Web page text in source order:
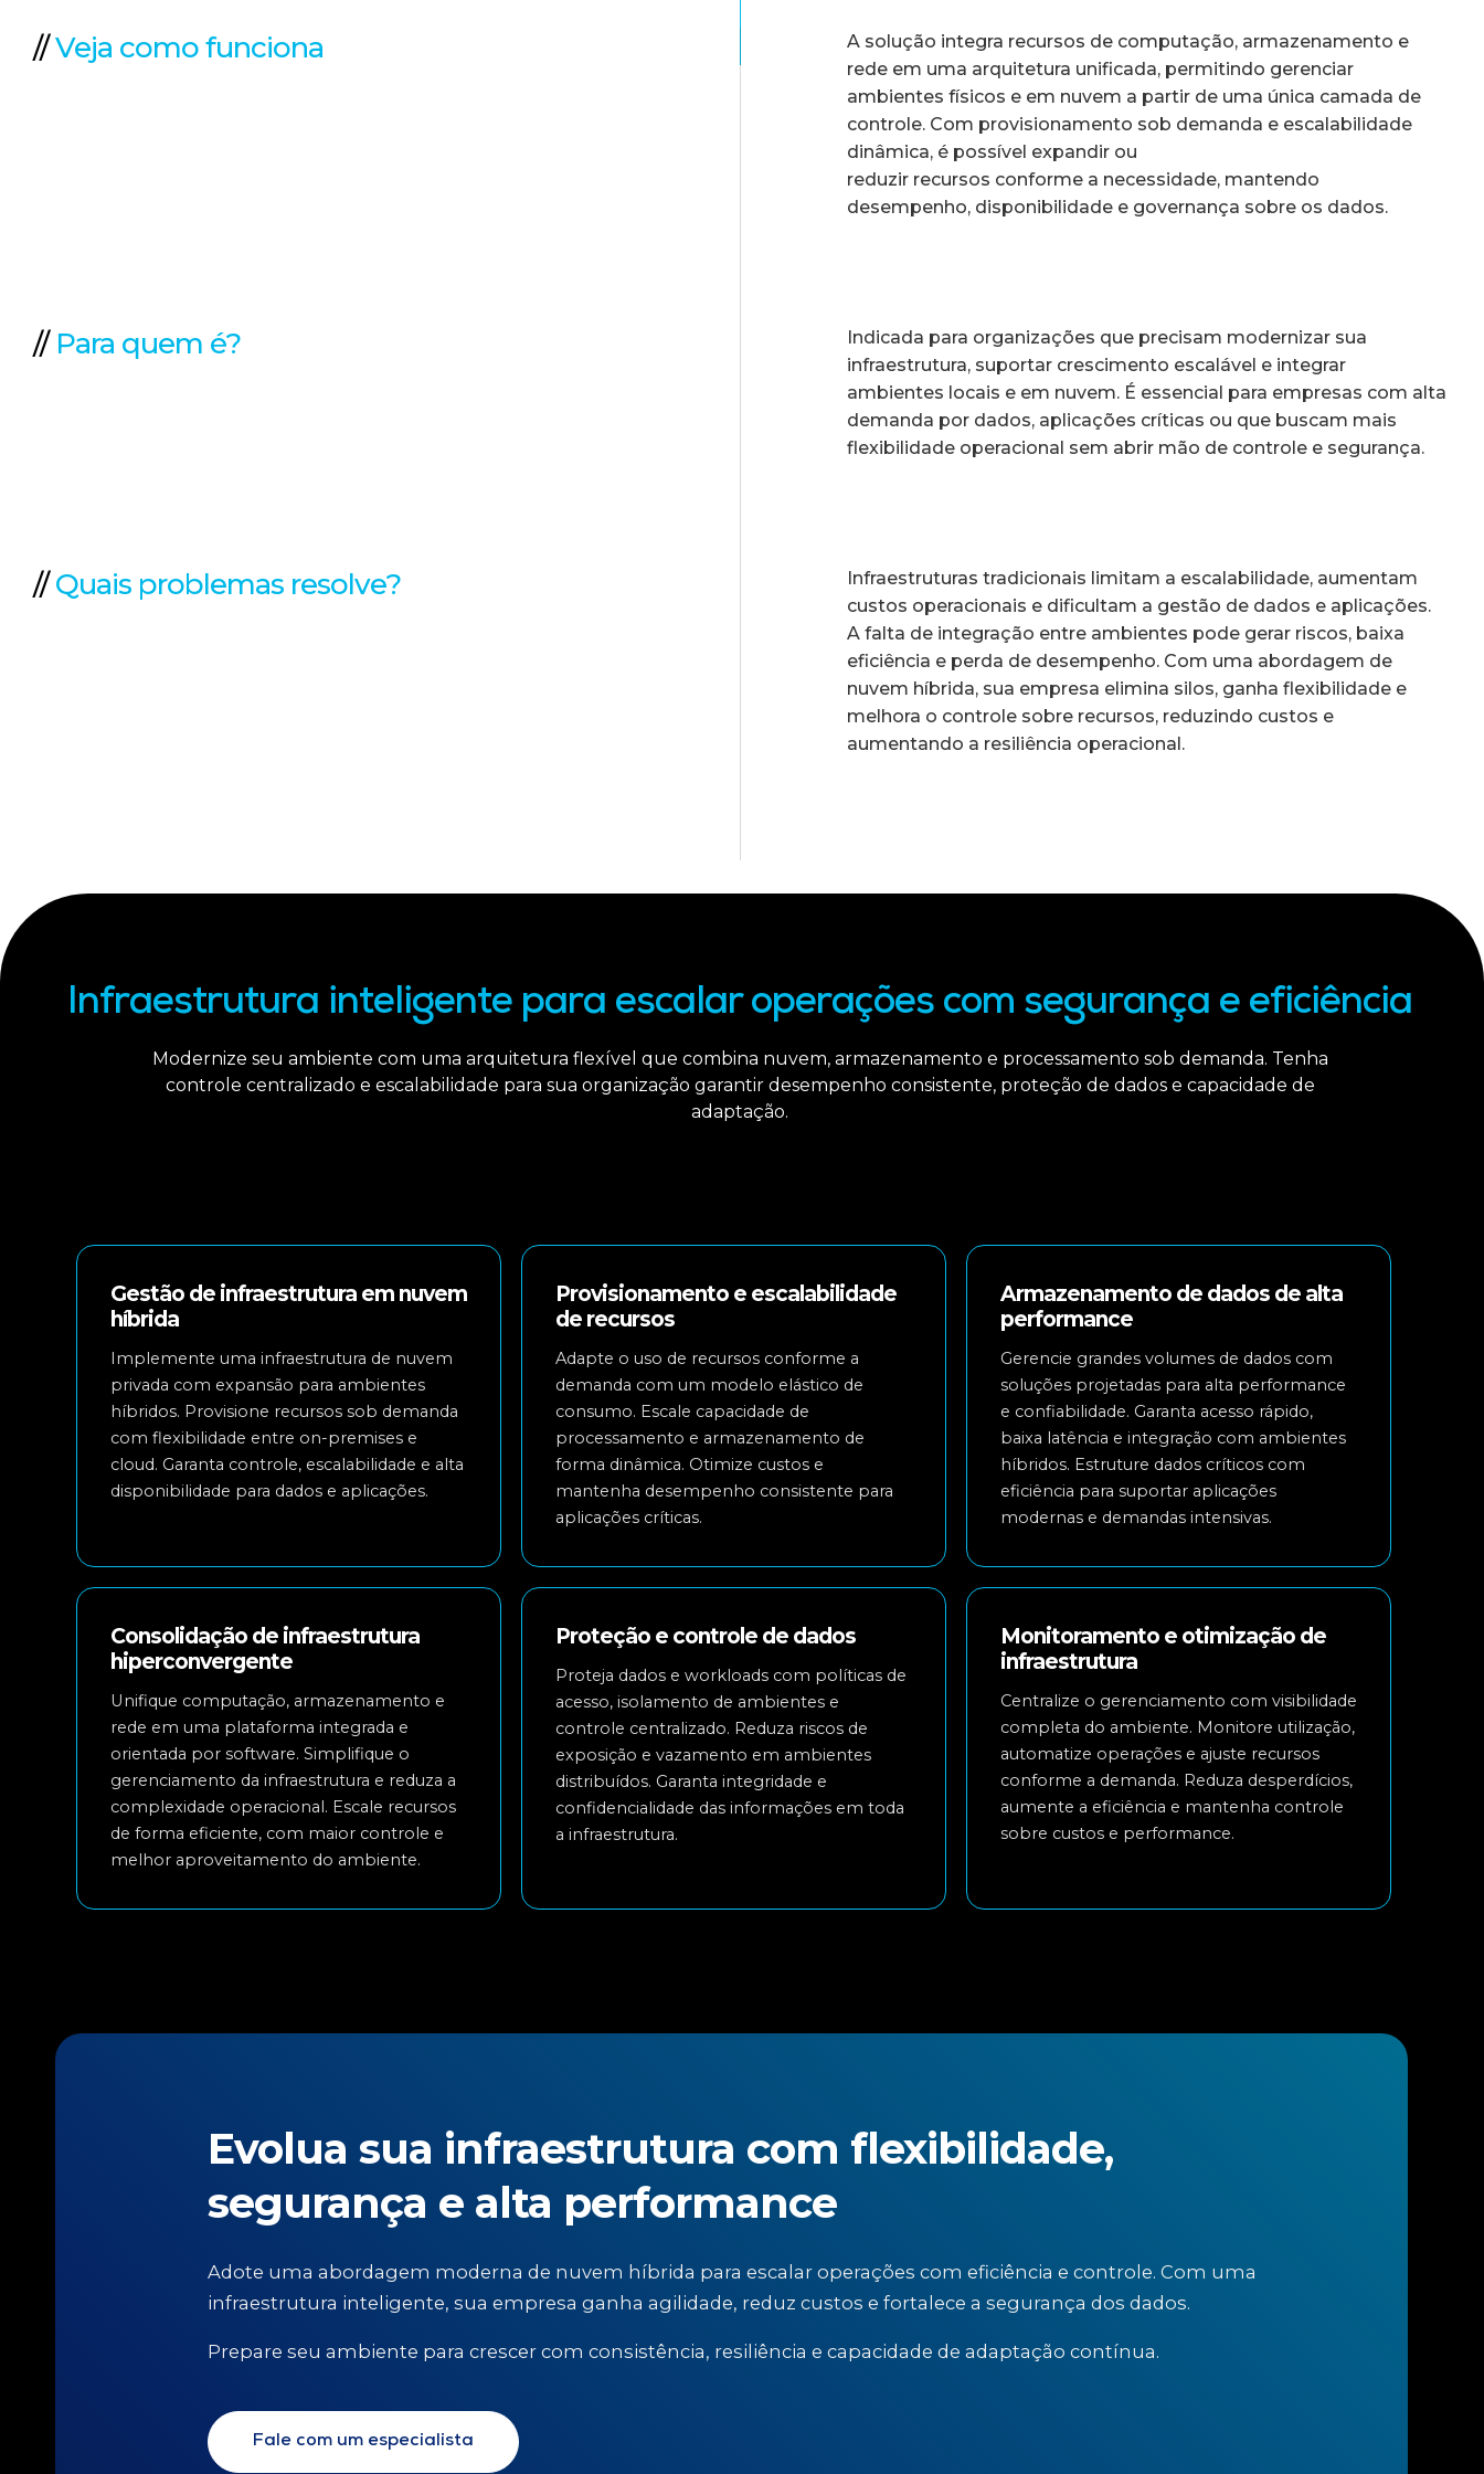
//Veja como funciona
A solução integra recursos de computação, armazenamento e
rede em uma arquitetura unificada, permitindo gerenciar
ambientes físicos e em nuvem a partir de uma única camada de
controle. Com provisionamento sob demanda e escalabilidade
dinâmica, é possível expandir ou
reduzir recursos conforme a necessidade, mantendo
desempenho, disponibilidade e governança sobre os dados.
//Para quem é?
Indicada para organizações que precisam modernizar sua
infraestrutura, suportar crescimento escalável e integrar
ambientes locais e em nuvem. É essencial para empresas com alta
demanda por dados, aplicações críticas ou que buscam mais
flexibilidade operacional sem abrir mão de controle e segurança.
//Quais problemas resolve?
Infraestruturas tradicionais limitam a escalabilidade, aumentam
custos operacionais e dificultam a gestão de dados e aplicações.
A falta de integração entre ambientes pode gerar riscos, baixa
eficiência e perda de desempenho. Com uma abordagem de
nuvem híbrida, sua empresa elimina silos, ganha flexibilidade e
melhora o controle sobre recursos, reduzindo custos e
aumentando a resiliência operacional.
Infraestrutura inteligente para escalar operações com segurança e eficiência
Modernize seu ambiente com uma arquitetura flexível que combina nuvem, armazenamento e processamento sob demanda. Tenha
controle centralizado e escalabilidade para sua organização garantir desempenho consistente, proteção de dados e capacidade de
adaptação.
Gestão de infraestrutura em nuvem
híbrida
Implemente uma infraestrutura de nuvem
privada com expansão para ambientes
híbridos. Provisione recursos sob demanda
com flexibilidade entre on-premises e
cloud. Garanta controle, escalabilidade e alta
disponibilidade para dados e aplicações.
Provisionamento e escalabilidade
de recursos
Adapte o uso de recursos conforme a
demanda com um modelo elástico de
consumo. Escale capacidade de
processamento e armazenamento de
forma dinâmica. Otimize custos e
mantenha desempenho consistente para
aplicações críticas.
Armazenamento de dados de alta
performance
Gerencie grandes volumes de dados com
soluções projetadas para alta performance
e confiabilidade. Garanta acesso rápido,
baixa latência e integração com ambientes
híbridos. Estruture dados críticos com
eficiência para suportar aplicações
modernas e demandas intensivas.
Consolidação de infraestrutura
hiperconvergente
Unifique computação, armazenamento e
rede em uma plataforma integrada e
orientada por software. Simplifique o
gerenciamento da infraestrutura e reduza a
complexidade operacional. Escale recursos
de forma eficiente, com maior controle e
melhor aproveitamento do ambiente.
Proteção e controle de dados
Proteja dados e workloads com políticas de
acesso, isolamento de ambientes e
controle centralizado. Reduza riscos de
exposição e vazamento em ambientes
distribuídos. Garanta integridade e
confidencialidade das informações em toda
a infraestrutura.
Monitoramento e otimização de
infraestrutura
Centralize o gerenciamento com visibilidade
completa do ambiente. Monitore utilização,
automatize operações e ajuste recursos
conforme a demanda. Reduza desperdícios,
aumente a eficiência e mantenha controle
sobre custos e performance.
Evolua sua infraestrutura com flexibilidade,
segurança e alta performance
Adote uma abordagem moderna de nuvem híbrida para escalar operações com eficiência e controle. Com uma
infraestrutura inteligente, sua empresa ganha agilidade, reduz custos e fortalece a segurança dos dados.
Prepare seu ambiente para crescer com consistência, resiliência e capacidade de adaptação contínua.
Fale com um especialista